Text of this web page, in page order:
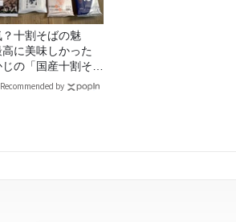
？十割そばの魅
に美味しかった
じの「国産十割そ
は？【十割そば10
Recommended by